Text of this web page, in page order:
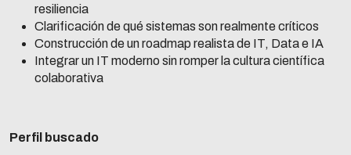
resiliencia
Clarificación de qué sistemas son realmente críticos
Construcción de un roadmap realista de IT, Data e IA
Integrar un IT moderno sin romper la cultura científica
colaborativa
Perfil buscado